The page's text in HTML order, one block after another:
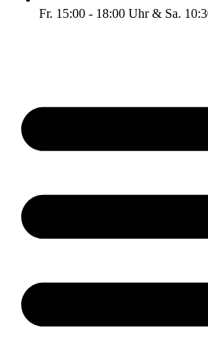
Fr. 15:00 - 18:00 Uhr & Sa.